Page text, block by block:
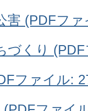
害 (PDFフ
づくり
ファイル: